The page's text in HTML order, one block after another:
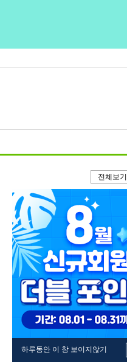
전체보기
하루동안 이 창 보이지않기